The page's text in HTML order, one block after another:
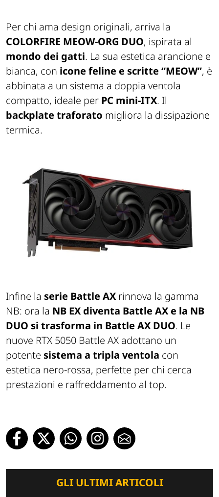
Per chi ama design originali, arriva la
COLORFIRE MEOW-ORG DUO, ispirata al
mondo dei gatti. La sua estetica arancione e
bianca, con icone feline e scritte “MEOW”, è
abbinata a un sistema a doppia ventola
compatto, ideale per PC mini-ITX. Il
backplate traforato migliora la dissipazione
termica.
Infine la serie Battle AX rinnova la gamma
NB: ora la NB EX diventa Battle AX e la NB
DUO si trasforma in Battle AX DUO. Le
nuove RTX 5050 Battle AX adottano un
potente sistema a tripla ventola con
estetica nero-rossa, perfette per chi cerca
prestazioni e raffreddamento al top.
GLI ULTIMI ARTICOLI